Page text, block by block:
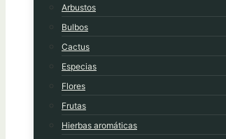
Arbustos
Bulbos
Cactus
Especias
Flores
Frutas
Hierbas aromáticas